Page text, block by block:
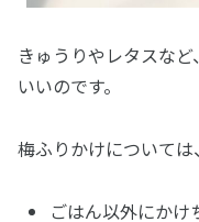
きゅうりやレタスなど、
いいのです。
梅ふりかけについては
ごはん以外にか